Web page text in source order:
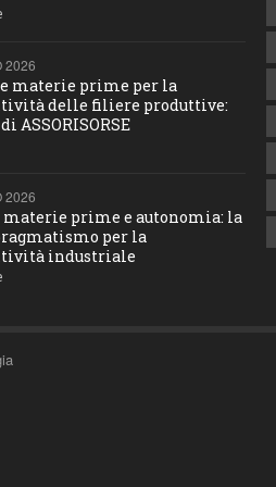
2026
materie prime per la
delle filiere produttive:
ASSORISORSE
2026
materie prime e autonomia: la
per la
industriale